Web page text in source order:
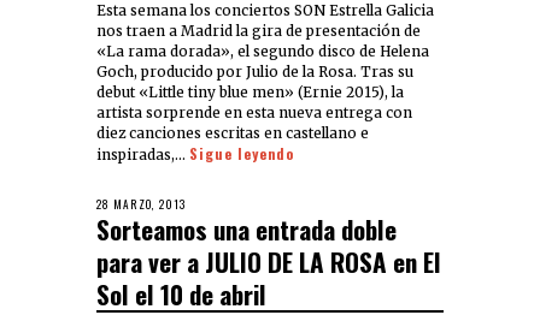
Esta semana los conciertos SON Estrella Galicia
nos traen a Madrid la gira de presentación de
«La rama dorada», el segundo disco de Helena
Goch, producido por Julio de la Rosa. Tras su
debut «Little tiny blue men» (Ernie 2015), la
artista sorprende en esta nueva entrega con
diez canciones escritas en castellano e
inspiradas,… Sigue leyendo
28 MARZO, 2013
Sorteamos una entrada doble
para ver a JULIO DE LA ROSA en El
Sol el 10 de abril